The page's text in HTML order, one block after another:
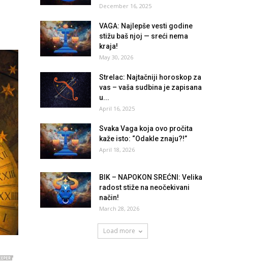
December 16, 2025
VAGA: Najlepše vesti godine
stižu baš njoj — sreći nema
kraja!
May 30, 2026
Strelac: Najtačniji horoskop za
vas – vaša sudbina je zapisana
u...
April 16, 2025
Svaka Vaga koja ovo pročita
kaže isto: “Odakle znaju?!”
April 18, 2026
BIK – NAPOKON SREĆNI: Velika
radost stiže na neočekivani
način!
March 28, 2026
Load more